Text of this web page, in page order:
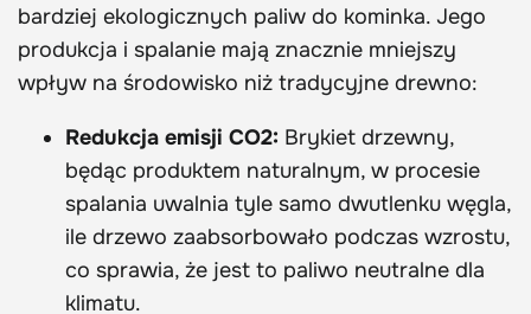
bardziej ekologicznych paliw do kominka. Jego
produkcja i spalanie mają znacznie mniejszy
wpływ na środowisko niż tradycyjne drewno:
Redukcja emisji CO2: Brykiet drzewny,
będąc produktem naturalnym, w procesie
spalania uwalnia tyle samo dwutlenku węgla,
ile drzewo zaabsorbowało podczas wzrostu,
co sprawia, że jest to paliwo neutralne dla
klimatu.